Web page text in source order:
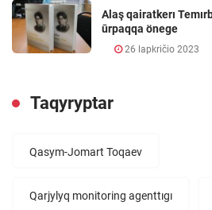
Alaş qairatkerı
ūrpaqqa önege
26 lapkričio 2023
Taqyryptar
Qasym-Jomart Toqaev
Qarjylyq monitoring agenttıgı